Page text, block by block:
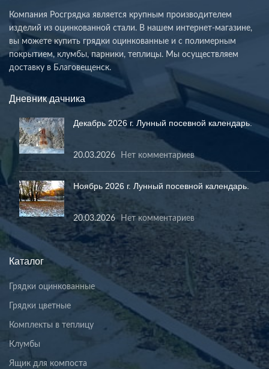
Компания Росгрядка является крупным производителем
изделий из оцинкованной стали. В нашем интернет-магазине,
вы можете купить грядки оцинкованные и с полимерным
покрытием, клумбы, парники, теплицы. Мы осуществляем
доставку в Благовещенск.
Дневник дачника
Декабрь 2026 г. Лунный посевной календарь.
20.03.2026 Нет комментариев
Ноябрь 2026 г. Лунный посевной календарь.
20.03.2026 Нет комментариев
Каталог
Грядки оцинкованные
Грядки цветные
Комплекты в теплицу
Клумбы
Ящик для компоста